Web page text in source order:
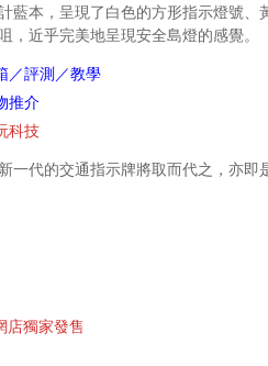
藍本，呈現了白色的方形指示燈號、
近乎完美地呈現安全島燈的感覺。
評測／教學
推介
科技
一代的交通指示牌將取而代之，亦即
店獨家發售